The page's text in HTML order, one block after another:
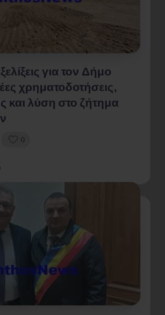
για τον Δήμο
χρηματοδοτήσεις,
και λύση στο ζήτημα
0